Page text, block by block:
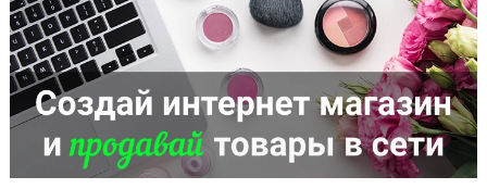
Қазақша-
ағылшынша
сөздік
Ағылшынша-
қазақша
сөздік